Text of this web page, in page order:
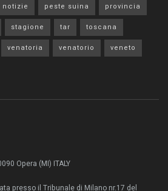
notizie peste suina
provincia
stagione tar
toscana
venatoria venatorio
veneto
Opera (MI) ITALY
presso il Tribunale di Milano nr.17 del